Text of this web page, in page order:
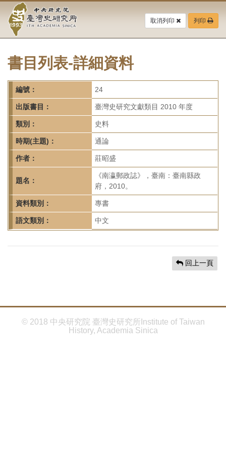
要
中
央
研
究
院-
臺
灣
史
研
究
所-
首
頁
取消列印 列印
書目列表-詳細資料
編號： 24
出版書目： 臺灣史研究文獻類目 2010 年度
類別： 史料
時期(主題)： 通論
作者： 莊昭盛
題名：
《南瀛郵政誌》，臺南：臺南縣政
府，2010。
資料類別： 專書
語文類別： 中文
回上一頁
© 2018 中央研究院 臺灣史研究所Institute of Taiwan
History, Academia Sinica